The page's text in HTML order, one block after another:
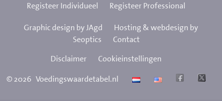
Registeer Individueel Registeer Professional
Graphic design by JAgd
Hosting & webdesign by
Seoptics
Contact
Disclaimer
Cookieinstellingen
©2026 Voedingswaardetabel.nl